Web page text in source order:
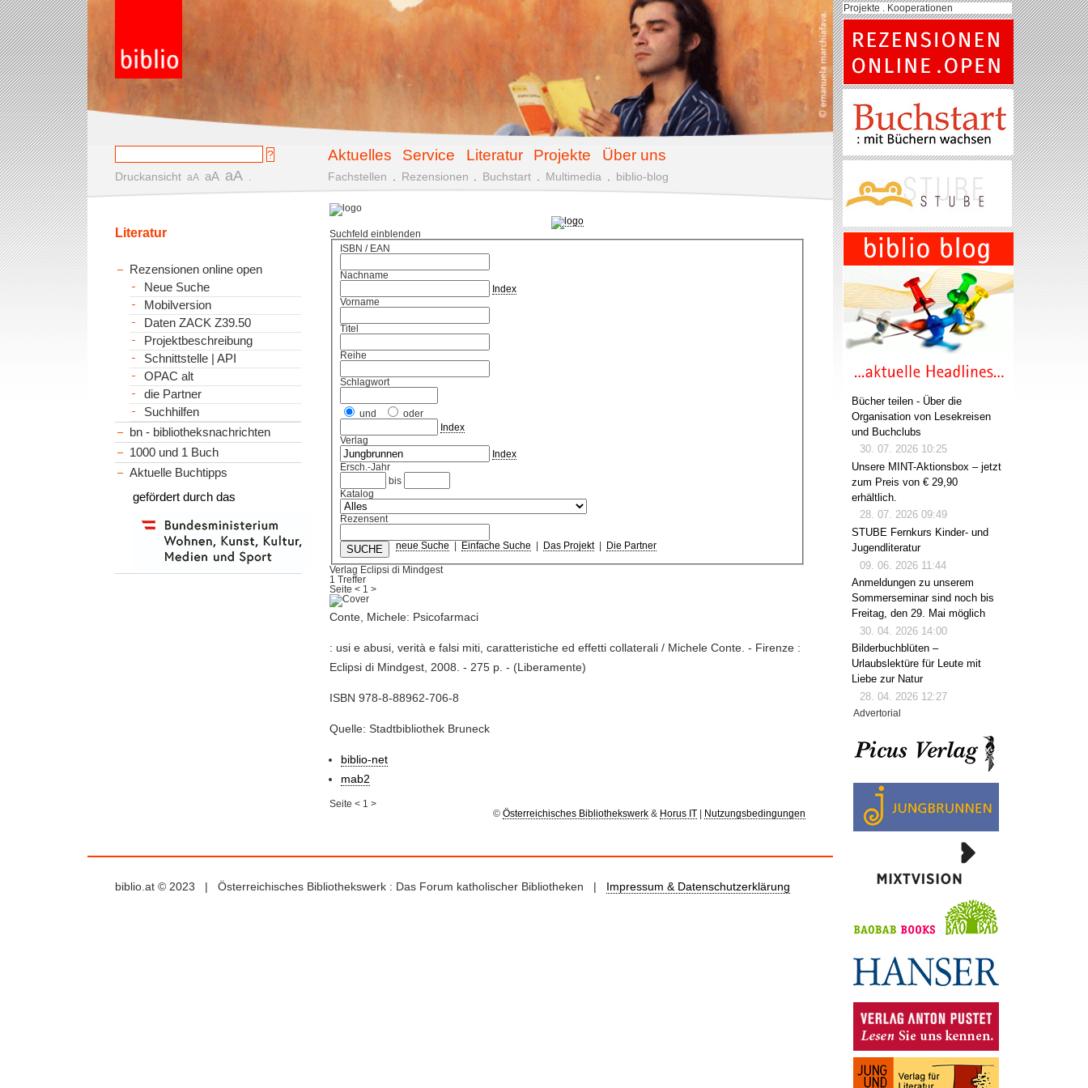
Aktuelles Service Literatur Projekte Über uns
Druckansicht aA aA aA Fachstellen Rezensionen Buchstart Multimedia biblio-blog
Suchfeld einblenden
ISBN / EAN
Nachname
Index
Vorname
Titel
Reihe
Schlagwort
und
oder
Index
Verlag
Index
Ersch.-Jahr
bis
Katalog
Rezensent
neue Suche Einfache Suche Das Projekt| Die Partner
Verlag Eclipsi di Mindgest
1 Treffer
Seite< 1 >
Conte, Michele: Psicofarmaci
: usi e abusi, verità e falsi miti, caratteristiche ed effetti collaterali / Michele Conte. - Firenze :
Eclipsi di Mindgest, 2008. - 275 p. - (Liberamente)
ISBN 978-8-88962-706-8
Quelle: Stadtbibliothek Bruneck
biblio-net
mab2
Seite< 1 >
© Österreichisches Bibliothekswerk& Horus IT Nutzungsbedingungen
Literatur
Rezensionen online open
Neue Suche
Mobilversion
Daten ZACK Z39.50
Projektbeschreibung
Schnittstelle | API
OPAC alt
die Partner
Suchhilfen
bn - bibliotheksnachrichten
1000 und 1 Buch
Aktuelle Buchtipps
gefördert durch das
biblio.at © 2023 | Österreichisches Bibliothekswerk : Das Forum katholischer Bibliotheken | Impressum & Datenschutzerklärung
Projekte . Kooperationen
Bücher teilen - Über die
Organisation von Lesekreisen
und Buchclubs
30. 07. 2026 10:25
Unsere MINT-Aktionsbox – jetzt
zum Preis von € 29,90
erhältlich.
28. 07. 2026 09:49
STUBE Fernkurs Kinder- und
Jugendliteratur
09. 06. 2026 11:44
Anmeldungen zu unserem
Sommerseminar sind noch bis
Freitag, den 29. Mai möglich
30. 04. 2026 14:00
Bilderbuchblüten –
Urlaubslektüre für Leute mit
Liebe zur Natur
28. 04. 2026 12:27
Advertorial